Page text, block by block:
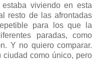
viviendo en esta
resto de las afrontadas
para los que la
paradas, como
Y no quiero comparar.
como único, pero